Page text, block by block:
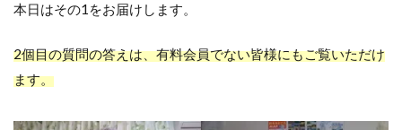
本日はその1をお届けします。
2個目の質問の答えは、有料会員でない皆様にもご覧いただけ
ます。